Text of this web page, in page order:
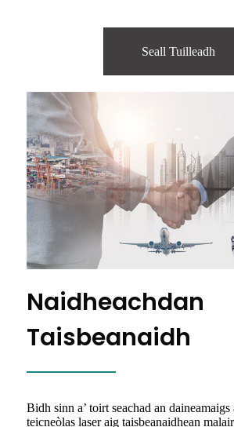
Seall Tuilleadh
Naidheachdan
Taisbeanaidh
Bidh sinn a’ toirt seachad an daineamaigs
teicneòlas laser aig taisbeanaidhean